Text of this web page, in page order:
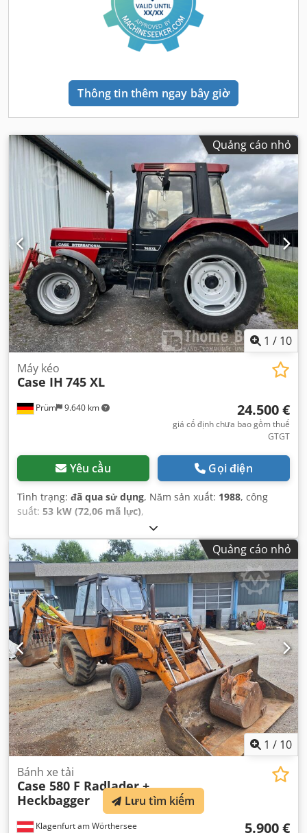
Thông tin thêm ngay bây giờ
Quảng cáo nhỏ
1 / 10
Prüm 9.640 km
Máy kéo
Case IH 745 XL
24.500 €
giá cố định chưa bao gồm thuế
GTGT
Yêu cầu Gọi điện
Tình trạng: đã qua sử dụng, Năm sản xuất: 1988, công
suất: 53 kW (72,06 mã lực),
Quảng cáo nhỏ
1 / 10
Klagenfurt am Wörthersee
Bánh xe tải
Case 580 F Radlader +
Heckbagger
5.900 €
Lưu tìm kiếm